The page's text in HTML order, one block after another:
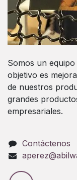
Somos un
objetivo es
de nuestros
grandes
empresariales.
Contáctenos